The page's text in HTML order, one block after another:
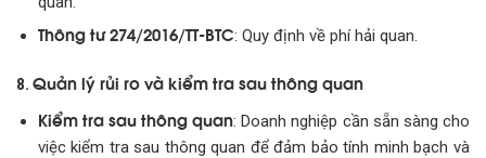
Thông tư 274/2016/TT-BTC: Quy định về phí hải quan.
8. Quản lý rủi ro và kiểm tra sau thông quan
Kiểm tra sau thông quan: Doanh nghiệp cần sẵn sàng cho
việc kiểm tra sau thông quan để đảm bảo tính minh bạch và